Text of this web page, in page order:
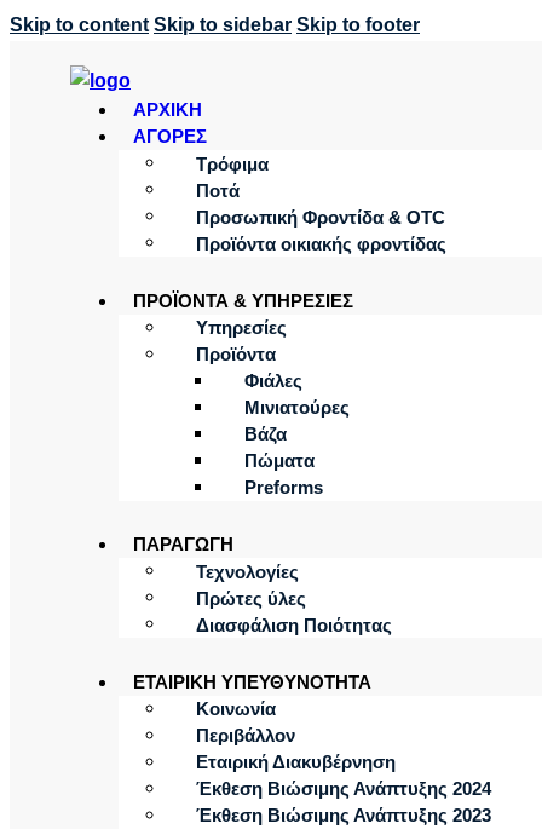
Skip to content Skip to sidebar Skip to footer
ΑΡΧΙΚΗ
ΑΓΟΡΕΣ
Τρόφιμα
Ποτά
Προσωπική Φροντίδα & OTC
Προϊόντα οικιακής φροντίδας
ΠΡΟΪΟΝΤΑ & ΥΠΗΡΕΣΙΕΣ
Υπηρεσίες
Προϊόντα
Φιάλες
Μινιατούρες
Βάζα
Πώματα
Preforms
ΠΑΡΑΓΩΓΗ
Τεχνολογίες
Πρώτες ύλες
Διασφάλιση Ποιότητας
ΕΤΑΙΡΙΚΗ ΥΠΕΥΘΥΝΟΤΗΤΑ
Κοινωνία
Περιβάλλον
Εταιρική Διακυβέρνηση
Έκθεση Βιώσιμης Ανάπτυξης 2024
Έκθεση Βιώσιμης Ανάπτυξης 2023